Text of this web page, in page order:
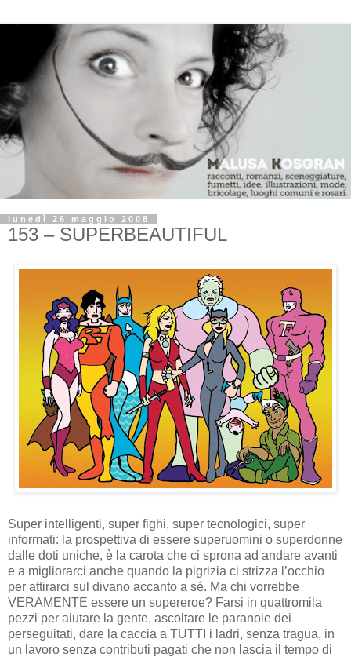
lunedì 26 maggio 2008
153 – SUPERBEAUTIFUL
Super intelligenti, super fighi, super tecnologici, super
informati: la prospettiva di essere superuomini o superdonne
dalle doti uniche, è la carota che ci sprona ad andare avanti
e a migliorarci anche quando la pigrizia ci strizza l’occhio
per attirarci sul divano accanto a sé. Ma chi vorrebbe
VERAMENTE essere un supereroe? Farsi in quattromila
pezzi per aiutare la gente, ascoltare le paranoie dei
perseguitati, dare la caccia a TUTTI i ladri, senza tragua, in
un lavoro senza contributi pagati che non lascia il tempo di